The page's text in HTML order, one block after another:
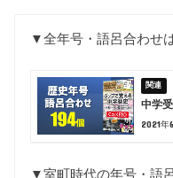
▼全年号・語呂合わせ
中学
2021年
▼室町時代の年号・語